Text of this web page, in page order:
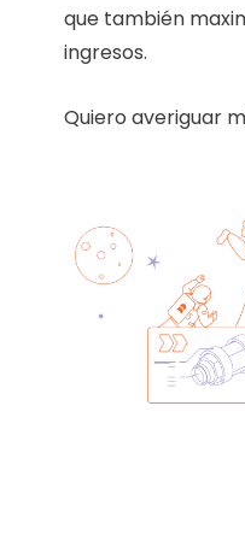
que también
ingresos.
Quiero averiguar